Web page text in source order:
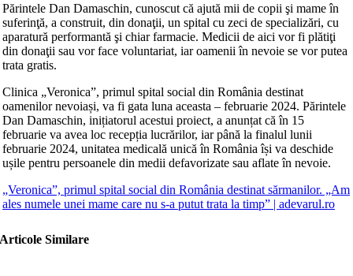
Părintele Dan Damaschin, cunoscut că ajută mii de copii şi mame în
suferinţă, a construit, din donaţii, un spital cu zeci de specializări, cu
aparatură performantă şi chiar farmacie. Medicii de aici vor fi plătiţi
din donaţii sau vor face voluntariat, iar oamenii în nevoie se vor putea
trata gratis.
Clinica „Veronica”, primul spital social din România destinat
oamenilor nevoiași, va fi gata luna aceasta – februarie 2024. Părintele
Dan Damaschin, inițiatorul acestui proiect, a anunțat că în 15
februarie va avea loc recepția lucrărilor, iar până la finalul lunii
februarie 2024, unitatea medicală unică în România își va deschide
ușile pentru persoanele din medii defavorizate sau aflate în nevoie.
„Veronica”, primul spital social din România destinat sărmanilor. „Am
ales numele unei mame care nu s-a putut trata la timp” | adevarul.ro
Articole Similare